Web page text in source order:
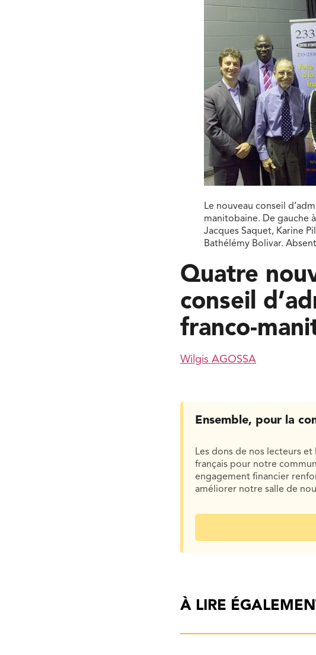
Le nouveau conseil
manitobaine. De gauche
Jacques Saquet, Karine
Bathélémy Bolivar.
Quatre
conseil
franco-
Wilgis AGOSSA
Ensemble, pour la
Les dons de nos lecteurs
français pour notre
engagement financier
améliorer notre salle de
À LIRE